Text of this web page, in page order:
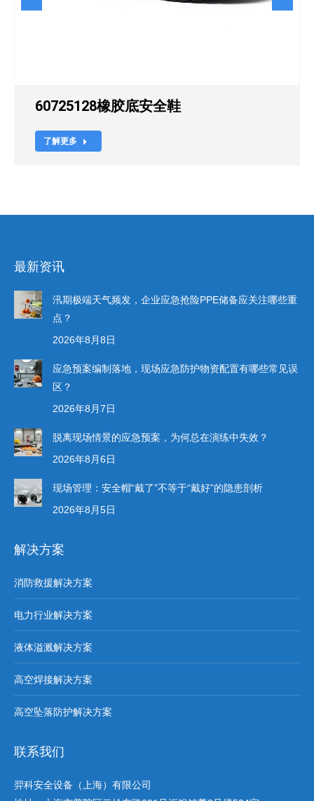
60725128橡胶底安全鞋
了解更多
最新资讯
汛期极端天气频发，企业应急抢险PPE储备应关注哪些重
点？
2026年8月8日
应急预案编制落地，现场应急防护物资配置有哪些常见误
区？
2026年8月7日
脱离现场情景的应急预案，为何总在演练中失效？
2026年8月6日
现场管理：安全帽“戴了”不等于“戴好”的隐患剖析
2026年8月5日
解决方案
消防救援解决方案
电力行业解决方案
液体溢溅解决方案
高空焊接解决方案
高空坠落防护解决方案
联系我们
羿科安全设备（上海）有限公司